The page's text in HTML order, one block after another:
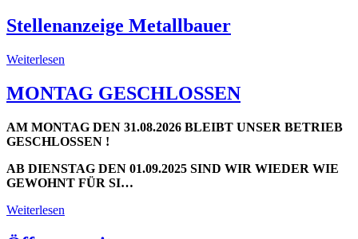
Stellenanzeige Metallbauer
Weiterlesen
MONTAG GESCHLOSSEN
AM MONTAG DEN 31.08.2026 BLEIBT UNSER BETRIEB
GESCHLOSSEN !
AB DIENSTAG DEN 01.09.2025 SIND WIR WIEDER WIE
GEWOHNT FÜR SI…
Weiterlesen